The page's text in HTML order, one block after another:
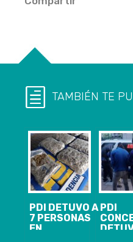
TAMBIÉN TE
PDI DETUVO A
7 PERSONAS
EN
PDI